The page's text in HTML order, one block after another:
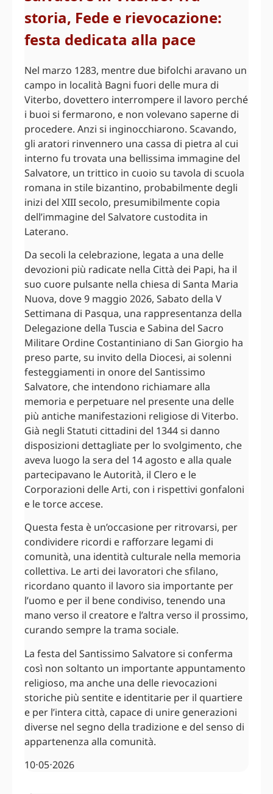
storia, Fede e rievocazione:
festa dedicata alla pace
Nel marzo 1283, mentre due bifolchi aravano un
campo in località Bagni fuori delle mura di
Viterbo, dovettero interrompere il lavoro perché
i buoi si fermarono, e non volevano saperne di
procedere. Anzi si inginocchiarono. Scavando,
gli aratori rinvennero una cassa di pietra al cui
interno fu trovata una bellissima immagine del
Salvatore, un trittico in cuoio su tavola di scuola
romana in stile bizantino, probabilmente degli
inizi del XIII secolo, presumibilmente copia
dell’immagine del Salvatore custodita in
Laterano.
Da secoli la celebrazione, legata a una delle
devozioni più radicate nella Città dei Papi, ha il
suo cuore pulsante nella chiesa di Santa Maria
Nuova, dove 9 maggio 2026, Sabato della V
Settimana di Pasqua, una rappresentanza della
Delegazione della Tuscia e Sabina del Sacro
Militare Ordine Costantiniano di San Giorgio ha
preso parte, su invito della Diocesi, ai solenni
festeggiamenti in onore del Santissimo
Salvatore, che intendono richiamare alla
memoria e perpetuare nel presente una delle
più antiche manifestazioni religiose di Viterbo.
Già negli Statuti cittadini del 1344 si danno
disposizioni dettagliate per lo svolgimento, che
aveva luogo la sera del 14 agosto e alla quale
partecipavano le Autorità, il Clero e le
Corporazioni delle Arti, con i rispettivi gonfaloni
e le torce accese.
Questa festa è un’occasione per ritrovarsi, per
condividere ricordi e rafforzare legami di
comunità, una identità culturale nella memoria
collettiva. Le arti dei lavoratori che sfilano,
ricordano quanto il lavoro sia importante per
l’uomo e per il bene condiviso, tenendo una
mano verso il creatore e l’altra verso il prossimo,
curando sempre la trama sociale.
La festa del Santissimo Salvatore si conferma
così non soltanto un importante appuntamento
religioso, ma anche una delle rievocazioni
storiche più sentite e identitarie per il quartiere
e per l’intera città, capace di unire generazioni
diverse nel segno della tradizione e del senso di
appartenenza alla comunità.
10⋅05⋅2026